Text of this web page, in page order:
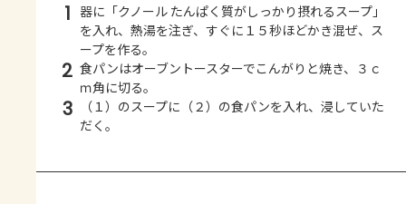
1 器に「クノール たんぱく質がしっかり摂れるスープ」
を入れ、熱湯を注ぎ、すぐに１５秒ほどかき混ぜ、ス
ープを作る。
2 食パンはオーブントースターでこんがりと焼き、３ｃ
ｍ角に切る。
3
（１）のスープに（２）の食パンを入れ、浸していた
だく。